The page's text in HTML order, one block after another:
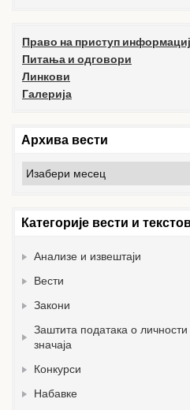
Право на приступ
Питања и одговори
Линкови
Галерија
Архива вести
Архива
вести
Категорије вести и
Анализе и извештаји
Вести
Закони
Заштита података о
значаја
Конкурси
Набавке